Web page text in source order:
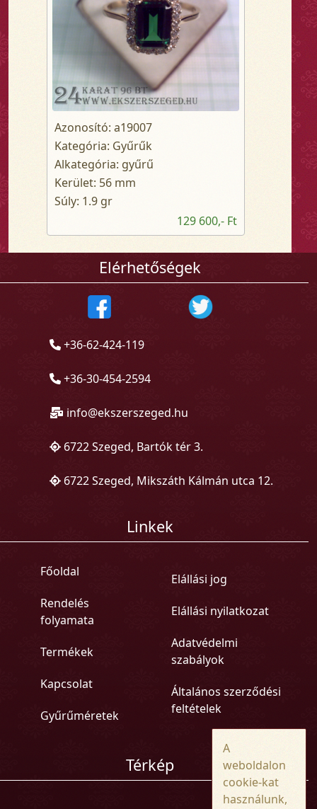
Azonosító: a19007
Kategória: Gyűrűk
Alkategória: gyűrű
Kerület: 56 mm
Súly: 1.9 gr
129 600,- Ft
Elérhetőségek
+36-62-424-119
+36-30-454-2594
info@ekszerszeged.hu
6722 Szeged, Bartók tér 3.
6722 Szeged, Mikszáth Kálmán utca 12.
Linkek
Főoldal
Rendelés
folyamata
Termékek
Kapcsolat
Gyűrűméretek
Elállási jog
Elállási nyilatkozat
Adatvédelmi
szabályok
Általános szerződési
feltételek
Térkép
A
weboldalon
cookie-kat
használunk,